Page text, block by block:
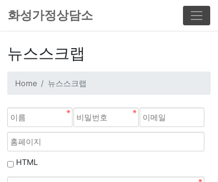
화성가정상담소
뉴스스크랩
Home 뉴스스크랩
HTML